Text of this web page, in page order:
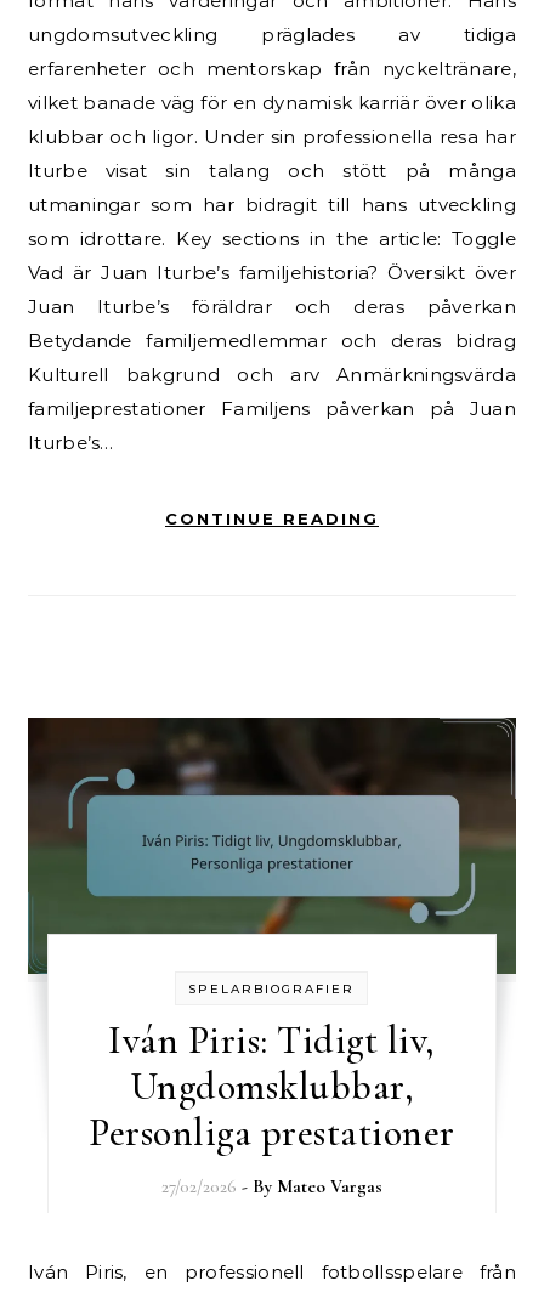
ungdomsutveckling präglades av tidiga
erfarenheter och mentorskap från nyckeltränare,
vilket banade väg för en dynamisk karriär över olika
klubbar och ligor. Under sin professionella resa har
Iturbe visat sin talang och stött på många
utmaningar som har bidragit till hans utveckling
som idrottare. Key sections in the article: Toggle
Vad är Juan Iturbe’s familjehistoria? Översikt över
Juan Iturbe’s föräldrar och deras påverkan
Betydande familjemedlemmar och deras bidrag
Kulturell bakgrund och arv Anmärkningsvärda
familjeprestationer Familjens påverkan på Juan
Iturbe’s…
CONTINUE READING
SPELARBIOGRAFIER
Iván Piris: Tidigt liv,
Ungdomsklubbar,
Personliga prestationer
27/02/2026 - By Mateo Vargas
Iván Piris, en professionell fotbollsspelare från